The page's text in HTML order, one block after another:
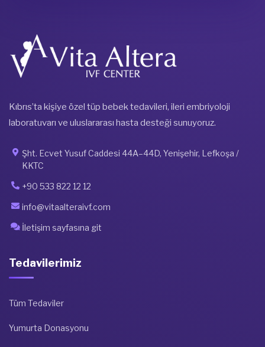
Kıbrıs’ta kişiye özel tüp bebek tedavileri, ileri embriyoloji
laboratuvarı ve uluslararası hasta desteği sunuyoruz.
Şht. Ecvet Yusuf Caddesi 44A–44D, Yenişehir, Lefkoşa /
KKTC
+90 533 822 12 12
info@vitaalteraivf.com
İletişim sayfasına git
Tedavilerimiz
Tüm Tedaviler
Yumurta Donasyonu